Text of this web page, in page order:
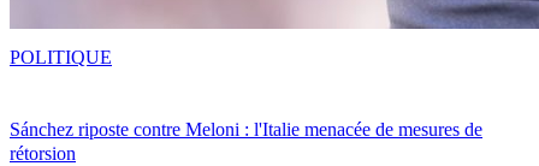
Sánchez riposte contre Meloni : l'Italie menacée de mesures de
rétorsion
POLITIQUE